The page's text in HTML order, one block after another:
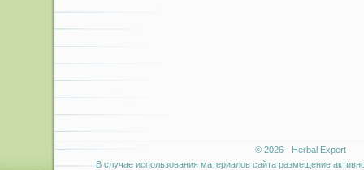
© 2026 - Herbal Expert
В случае использования материалов сайта размещение